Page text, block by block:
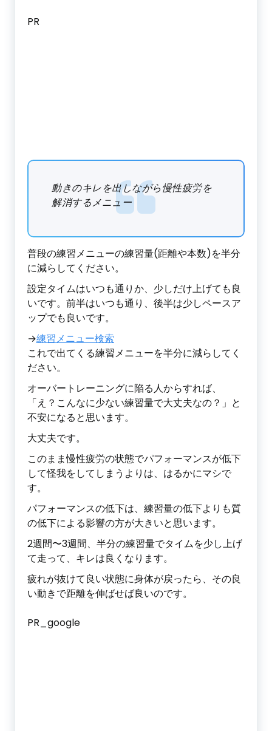
PR
動きのキレを出しながら慢性疲労を
解消するメニュー
普段の練習メニューの練習量(距離や本数)を半分
に減らしてください。
設定タイムはいつも通りか、少しだけ上げても良
いです。前半はいつも通り、後半は少しペースア
ップでも良いです。
→練習メニュー検索
これで出てくる練習メニューを半分に減らしてく
ださい。
オーバートレーニングに陥る人からすれば、
「え？こんなに少ない練習量で大丈夫なの？」と
不安になると思います。
大丈夫です。
このまま慢性疲労の状態でパフォーマンスが低下
して怪我をしてしまうよりは、はるかにマシで
す。
パフォーマンスの低下は、練習量の低下よりも質
の低下による影響の方が大きいと思います。
2週間〜3週間、半分の練習量でタイムを少し上げ
て走って、キレは良くなります。
疲れが抜けて良い状態に身体が戻ったら、その良
い動きで距離を伸ばせば良いのです。
PR_google